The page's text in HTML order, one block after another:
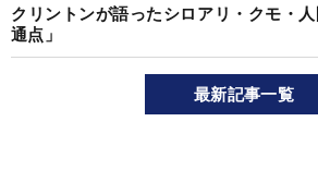
クリントンが語ったシロアリ・クモ・
通点」
最新記事一覧